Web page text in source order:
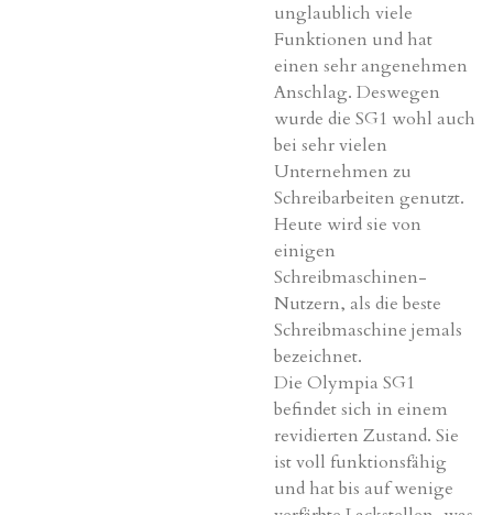
unglaublich viele
Funktionen und hat
einen sehr angenehmen
Anschlag. Deswegen
wurde die SG1 wohl auch
bei sehr vielen
Unternehmen zu
Schreibarbeiten genutzt.
Heute wird sie von
einigen
Schreibmaschinen-
Nutzern, als die beste
Schreibmaschine jemals
bezeichnet.
Die Olympia SG1
befindet sich in einem
revidierten Zustand. Sie
ist voll funktionsfähig
und hat bis auf wenige